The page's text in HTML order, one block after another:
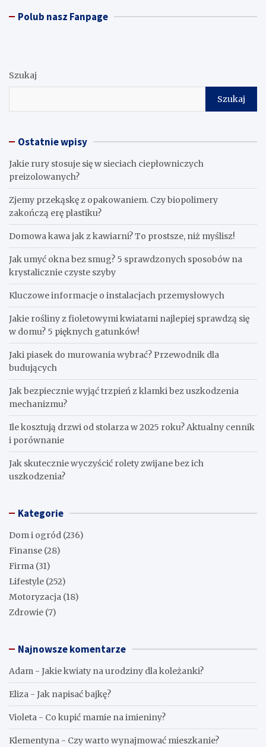
Polub nasz Fanpage
Szukaj
Szukaj
Ostatnie wpisy
Jakie rury stosuje się w sieciach ciepłowniczych
preizolowanych?
Zjemy przekąskę z opakowaniem. Czy biopolimery
zakończą erę plastiku?
​Domowa kawa jak z kawiarni? To prostsze, niż myślisz!
Jak umyć okna bez smug? 5 sprawdzonych sposobów na
krystalicznie czyste szyby
Kluczowe informacje o instalacjach przemysłowych
Jakie rośliny z fioletowymi kwiatami najlepiej sprawdzą się
w domu? 5 pięknych gatunków!
Jaki piasek do murowania wybrać? Przewodnik dla
budujących
Jak bezpiecznie wyjąć trzpień z klamki bez uszkodzenia
mechanizmu?
Ile kosztują drzwi od stolarza w 2025 roku? Aktualny cennik
i porównanie
Jak skutecznie wyczyścić rolety zwijane bez ich
uszkodzenia?
Kategorie
Dom i ogród (236)
Finanse (28)
Firma (31)
Lifestyle (252)
Motoryzacja (18)
Zdrowie (7)
Najnowsze komentarze
Adam - Jakie kwiaty na urodziny dla koleżanki?
Eliza - Jak napisać bajkę?
Violeta - Co kupić mamie na imieniny?
Klementyna - Czy warto wynajmować mieszkanie?